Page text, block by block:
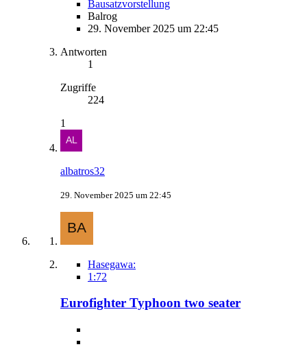
Bausatzvorstellung
Balrog
29. November 2025 um 22:45
Antworten
1
Zugriffe
224
1
albatros32
29. November 2025 um 22:45
Hasegawa:
1:72
Eurofighter Typhoon two seater